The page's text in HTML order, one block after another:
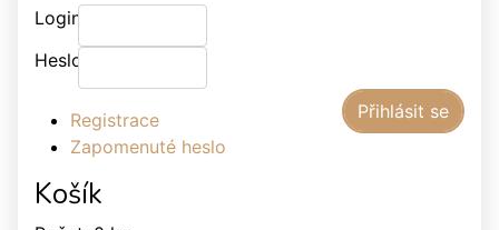
Login:
Heslo:
Registrace
Zapomenuté heslo
Košík